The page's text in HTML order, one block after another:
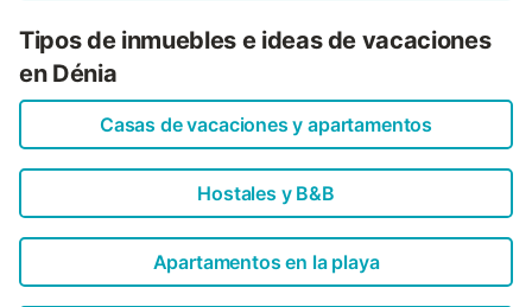
Tipos de inmuebles e ideas de vacaciones
en Dénia
Casas de vacaciones y apartamentos
Hostales y B&B
Apartamentos en la playa